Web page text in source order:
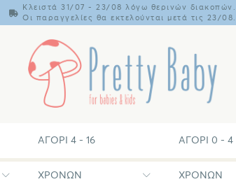
Κλειστά 31/07 - 23/08 λόγω θερινών διακοπών.
Οι παραγγελίες θα εκτελούνται μετά τις 23/08.
ΑΓΌΡΙ 4 - 16
ΧΡΟΝΏΝ
ΑΓΌΡΙ 0 - 4
ΧΡΟΝΏΝ